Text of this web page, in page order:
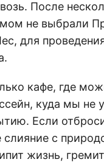
После
не выбрали
для
кафе, где
куда мы не
Если
слияние с
жизнь,